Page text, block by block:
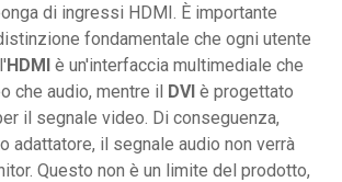
di ingressi HDMI. È importante
fondamentale che ogni utente
HDMI è un'interfaccia multimediale che
che audio, mentre il DVI è progettato
il segnale video. Di conseguenza,
adattatore, il segnale audio non verrà
Questo non è un limite del prodotto,